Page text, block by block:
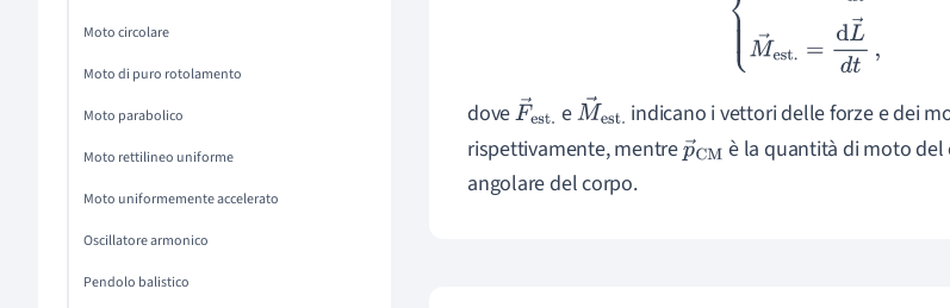
Moto circolare
Moto di puro rotolamento
Moto parabolico
Moto rettilineo uniforme
Moto uniformemente accelerato
Oscillatore armonico
Pendolo balistico
doveF→e
st.
eM→es
t.
indicano i vettori delle forze e dei
rispettivamente, mentrep→C è la quantità di moto
angolare del corpo.